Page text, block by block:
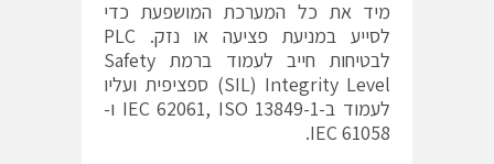
מיד את כל המערכת המושפעת כדי
לסייע במניעת פציעה או נזק. PLC
לבטיחות חייב לעמוד ברמת Safety
Integrity Level‏ (SIL) ספציפית ועליו
לעמוד ב-IEC 62061, ISO 13849-1 ו-
IEC 61058‏.